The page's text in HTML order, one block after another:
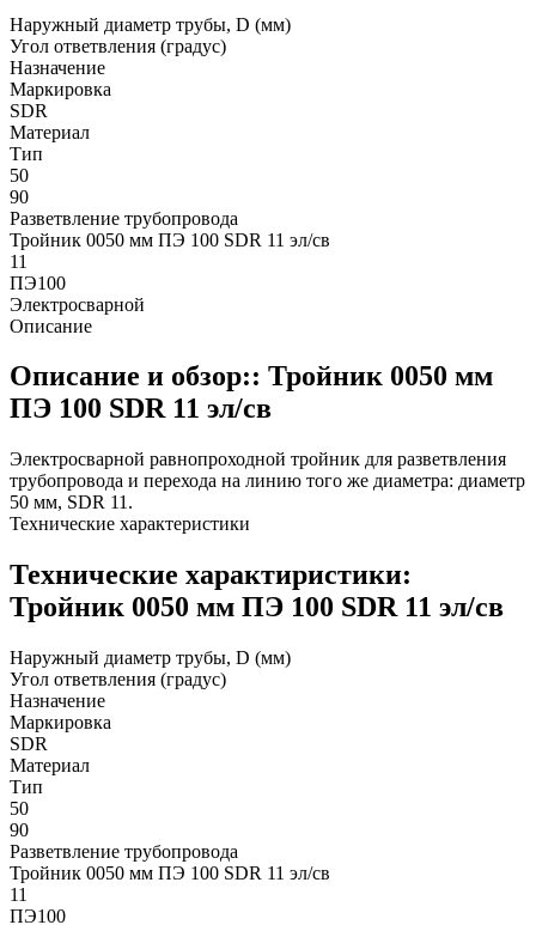
Наружный диаметр трубы, D (мм)
Угол ответвления (градус)
Назначение
Маркировка
SDR
Материал
Тип
50
90
Разветвление трубопровода
Тройник 0050 мм ПЭ 100 SDR 11 эл/св
11
ПЭ100
Электросварной
Описание
Описание и обзор:: Тройник 0050 мм
ПЭ 100 SDR 11 эл/св
Электросварной равнопроходной тройник для разветвления
трубопровода и перехода на линию того же диаметра: диаметр
50 мм, SDR 11.
Технические характеристики
Технические характиристики:
Тройник 0050 мм ПЭ 100 SDR 11 эл/св
Наружный диаметр трубы, D (мм)
Угол ответвления (градус)
Назначение
Маркировка
SDR
Материал
Тип
50
90
Разветвление трубопровода
Тройник 0050 мм ПЭ 100 SDR 11 эл/св
11
ПЭ100